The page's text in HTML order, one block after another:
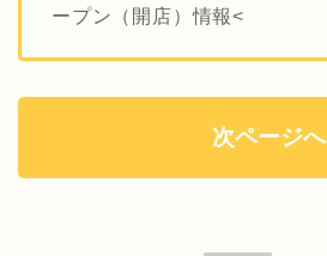
ープン（開店）情報<
次ページへ